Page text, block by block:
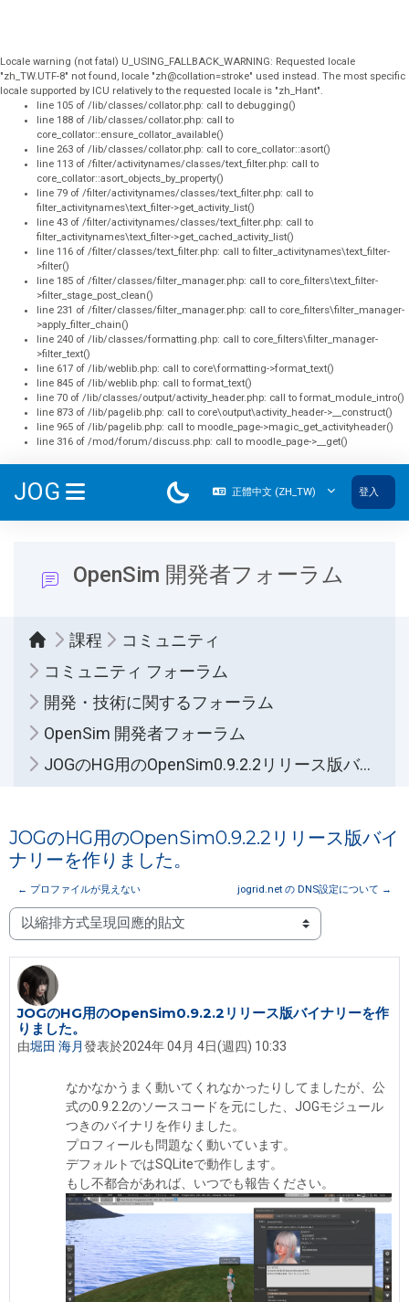
Locale warning (not fatal) U_USING_FALLBACK_WARNING: Requested locale
"zh_TW.UTF-8" not found, locale "zh@collation=stroke" used instead. The most specific
locale supported by ICU relatively to the requested locale is "zh_Hant".
line 105 of /lib/classes/collator.php: call to debugging()
line 188 of /lib/classes/collator.php: call to
core_collator::ensure_collator_available()
line 263 of /lib/classes/collator.php: call to core_collator::asort()
line 113 of /filter/activitynames/classes/text_filter.php: call to
core_collator::asort_objects_by_property()
line 79 of /filter/activitynames/classes/text_filter.php: call to
filter_activitynames\text_filter->get_activity_list()
line 43 of /filter/activitynames/classes/text_filter.php: call to
filter_activitynames\text_filter->get_cached_activity_list()
line 116 of /filter/classes/text_filter.php: call to filter_activitynames\text_filter-
>filter()
line 185 of /filter/classes/filter_manager.php: call to core_filters\text_filter-
>filter_stage_post_clean()
line 231 of /filter/classes/filter_manager.php: call to core_filters\filter_manager-
>apply_filter_chain()
line 240 of /lib/classes/formatting.php: call to core_filters\filter_manager-
>filter_text()
line 617 of /lib/weblib.php: call to core\formatting->format_text()
line 845 of /lib/weblib.php: call to format_text()
line 70 of /lib/classes/output/activity_header.php: call to format_module_intro()
line 873 of /lib/pagelib.php: call to core\output\activity_header->__construct()
line 965 of /lib/pagelib.php: call to moodle_page->magic_get_activityheader()
line 316 of /mod/forum/discuss.php: call to moodle_page->__get()
JOG 正體中文 ‎(ZH_TW)‎ 登入
OpenSim 開発者フォーラム
課程
コミュニティ
コミュニティ フォーラム
開発・技術に関するフォーラム
OpenSim 開発者フォーラム
JOGのHG用のOpenSim0.9.2.2リリース版バイナリーを作りました。
JOGのHG用のOpenSim0.9.2.2リリース版バイ
ナリーを作りました。
← プロファイルが見えない jogrid.net の DNS設定について →
顯示模式
JOGのHG用のOpenSim0.9.2.2リリース版バイナリーを作
りました。
由堀田 海月發表於2024年 04月 4日(週四) 10:33
Number of replies: 6
なかなかうまく動いてくれなかったりしてましたが、公
式の0.9.2.2のソースコードを元にした、JOGモジュール
つきのバイナリを作りました。
プロフィールも問題なく動いています。
デフォルトではSQLiteで動作します。
もし不都合があれば、いつでも報告ください。